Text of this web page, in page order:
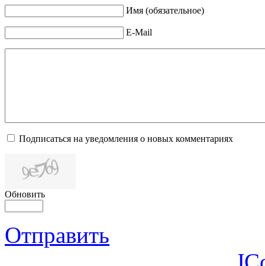
Имя (обязательное)
E-Mail
Подписаться на уведомления о новых комментариях
Обновить
Отправить